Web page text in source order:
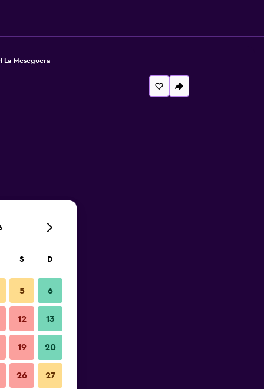
La Meseguera
S D
5 6
12 13
19 20
26 27